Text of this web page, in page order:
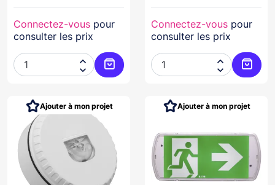
Connectez-vous pour
consulter les prix


Ajouter au panier
Connectez-vous pour
consulter les prix


Ajouter à mon projet Ajouter à mon projet